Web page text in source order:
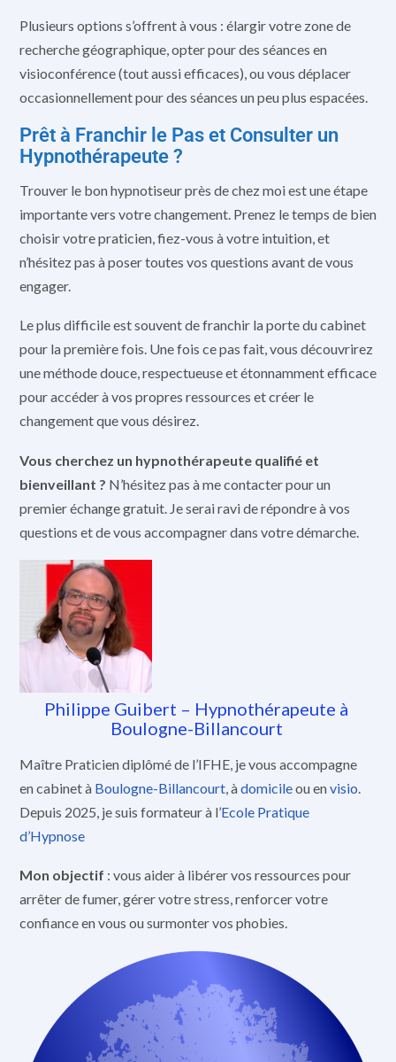
Plusieurs options s’offrent à vous : élargir votre zone de
recherche géographique, opter pour des séances en
visioconférence (tout aussi efficaces), ou vous déplacer
occasionnellement pour des séances un peu plus espacées.
Prêt à Franchir le Pas et Consulter un
Hypnothérapeute ?
Trouver le bon hypnotiseur près de chez moi est une étape
importante vers votre changement. Prenez le temps de bien
choisir votre praticien, fiez-vous à votre intuition, et
n’hésitez pas à poser toutes vos questions avant de vous
engager.
Le plus difficile est souvent de franchir la porte du cabinet
pour la première fois. Une fois ce pas fait, vous découvrirez
une méthode douce, respectueuse et étonnamment efficace
pour accéder à vos propres ressources et créer le
changement que vous désirez.
Vous cherchez un hypnothérapeute qualifié et
bienveillant ? N’hésitez pas à me contacter pour un
premier échange gratuit. Je serai ravi de répondre à vos
questions et de vous accompagner dans votre démarche.
Philippe Guibert – Hypnothérapeute à
Boulogne-Billancourt
Maître Praticien diplômé de l’IFHE, je vous accompagne
en cabinet à Boulogne-Billancourt , àdomicileou envisio
Depuis 2025, je suis formateur à l’Ecole Pratique
d’Hypnose
Mon objectif : vous aider à libérer vos ressources pour
arrêter de fumer, gérer votre stress, renforcer votre
confiance en vous ou surmonter vos phobies.